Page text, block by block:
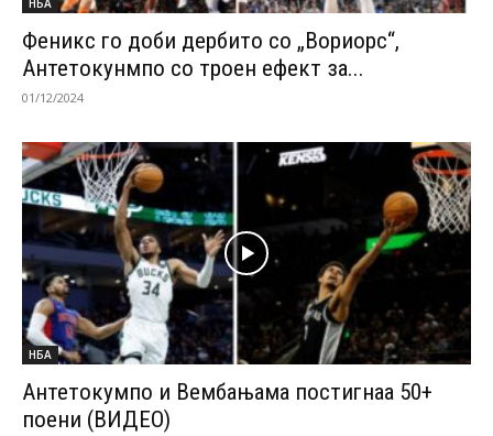
НБА
Феникс го доби дербито со „Вориорс“,
Антетокунмпо со троен ефект за...
01/12/2024
НБА
Антетокумпо и Вембањама постигнаа 50+
поени (ВИДЕО)